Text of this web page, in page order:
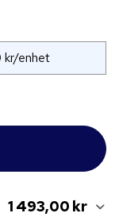
1 493,00 kr